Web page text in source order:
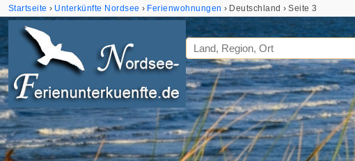
Startseite Unterkünfte Nordsee Ferienwohnungen Deutschland Seite 3